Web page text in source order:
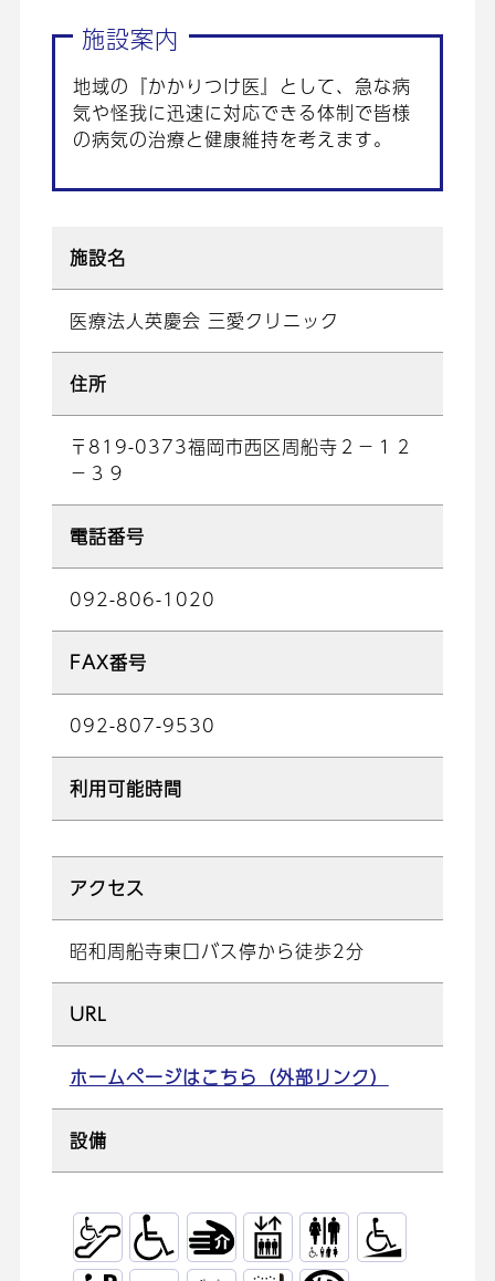
施設案内
地域の『かかりつけ医』として、急な病
気や怪我に迅速に対応できる体制で皆様
の病気の治療と健康維持を考えます。
施設名
医療法人英慶会 三愛クリニック
住所
〒819-0373福岡市西区周船寺２－１２
－３９
電話番号
092-806-1020
FAX番号
092-807-9530
利用可能時間
アクセス
昭和周船寺東口バス停から徒歩2分
URL
ホームページはこちら（外部リンク）
設備